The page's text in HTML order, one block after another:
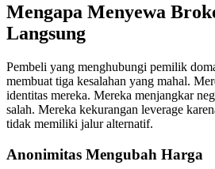
Mengapa Menyewa
Langsung
Pembeli yang menghubungi pemilik
membuat tiga kesalahan yang mahal.
identitas mereka. Mereka menjangkar
salah. Mereka kekurangan leverage
tidak memiliki jalur alternatif.
Anonimitas Mengubah Harga